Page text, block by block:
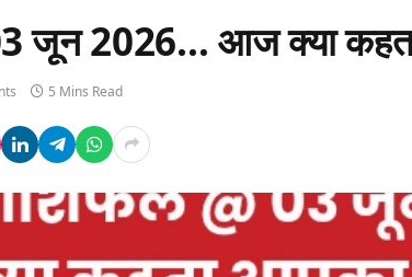
जून 2026… आज क्या
5 Mins Read